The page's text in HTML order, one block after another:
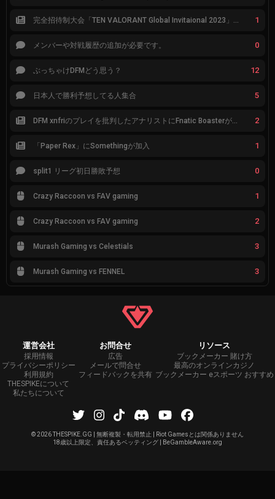
1
メンバーや対戦履歴の追加が必要です。 0
ぶっちゃけDFMどう思う？ 12
日本人で勝利予想してる人集合 5
DFM xnfriのプレイを批判したアナリストにFnatic Boasterが反応「DFMは仕組みの強化が必要なだけ」 2
「Paper Rex」にSomethingが加入 1
split1 リーグ初日勝敗予想 0
Crazy Raccoon vs FAV gaming 1
Crazy Raccoon vs FAV gaming 2
Murash Gaming vs Celestials 3
Murash Gaming vs FENNEL 3
運営会社
採用情報
プライバシーポリシー
利用規約
THESPIKEについて
私たちについて
お問合せ
広告
メールで問合せ
フィードバックを共有
リソース
ブックメーカー 賭け方
最高のオンラインカジノ
ブックメーカー eスポーツ おすすめ
©2026 THESPIKE.GG | 無断複製・転用禁止 | Riot Gamesとは関係ありません
18歳以上限定、責任あるベッティング | BeGambleAware.org